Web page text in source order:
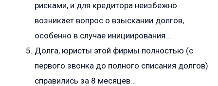
рисками, и для кредитора неизбежно
возникает вопрос о взыскании долгов,
особенно в случае инициирования …
Долга, юристы этой фирмы полностью (с
первого звонка до полного списания долгов)
справились за 8 месяцев…